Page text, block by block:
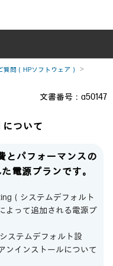
質問（HPソフトウェア）
文書番号：a50147
ついて
とパフォーマンスの
電源プランです。
（システムデフォルト
よって追加される電源プ
ステムデフォルト設
ンインストールについて